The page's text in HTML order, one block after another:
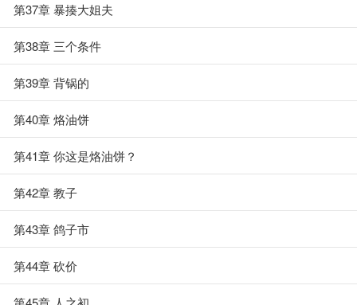
第37章 暴揍大姐夫
第38章 三个条件
第39章 背锅的
第40章 烙油饼
第41章 你这是烙油饼？
第42章 教子
第43章 鸽子市
第44章 砍价